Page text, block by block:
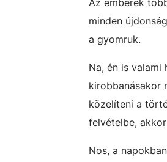
Az emberek
minden
a gyomruk.
Na, én is
kirobbanásakor
közelíteni a
felvételbe, akkor
Nos, a